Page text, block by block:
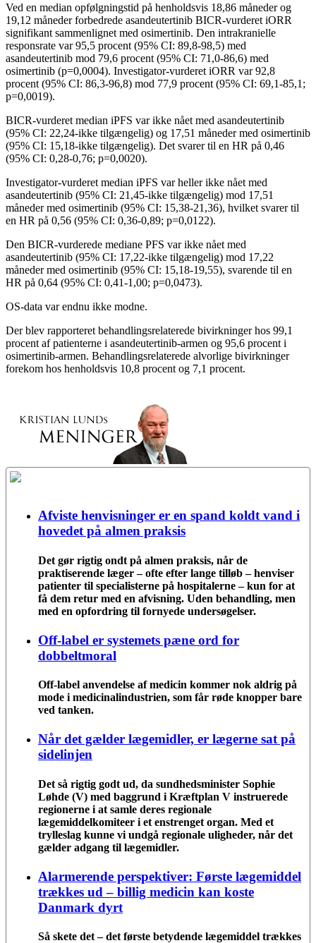
Ved en median opfølgningstid på henholdsvis 18,86 måneder og
19,12 måneder forbedrede asandeutertinib BICR-vurderet iORR
signifikant sammenlignet med osimertinib. Den intrakranielle
responsrate var 95,5 procent (95% CI: 89,8-98,5) med
asandeutertinib mod 79,6 procent (95% CI: 71,0-86,6) med
osimertinib (p=0,0004). Investigator-vurderet iORR var 92,8
procent (95% CI: 86,3-96,8) mod 77,9 procent (95% CI: 69,1-85,1;
p=0,0019).
BICR-vurderet median iPFS var ikke nået med asandeutertinib
(95% CI: 22,24-ikke tilgængelig) og 17,51 måneder med osimertinib
(95% CI: 15,18-ikke tilgængelig). Det svarer til en HR på 0,46
(95% CI: 0,28-0,76; p=0,0020).
Investigator-vurderet median iPFS var heller ikke nået med
asandeutertinib (95% CI: 21,45-ikke tilgængelig) mod 17,51
måneder med osimertinib (95% CI: 15,38-21,36), hvilket svarer til
en HR på 0,56 (95% CI: 0,36-0,89; p=0,0122).
Den BICR-vurderede mediane PFS var ikke nået med
asandeutertinib (95% CI: 17,22-ikke tilgængelig) mod 17,22
måneder med osimertinib (95% CI: 15,18-19,55), svarende til en
HR på 0,64 (95% CI: 0,41-1,00; p=0,0473).
OS-data var endnu ikke modne.
Der blev rapporteret behandlingsrelaterede bivirkninger hos 99,1
procent af patienterne i asandeutertinib-armen og 95,6 procent i
osimertinib-armen. Behandlingsrelaterede alvorlige bivirkninger
forekom hos henholdsvis 10,8 procent og 7,1 procent.
Afviste henvisninger er en spand koldt vand i
hovedet på almen praksis
Det gør rigtig ondt på almen praksis, når de
praktiserende læger – ofte efter lange tilløb – henviser
patienter til specialisterne på hospitalerne – kun for at
få dem retur med en afvisning. Uden behandling, men
med en opfordring til fornyede undersøgelser.
Off-label er systemets pæne ord for
dobbeltmoral
Off-label anvendelse af medicin kommer nok aldrig på
mode i medicinalindustrien, som får røde knopper bare
ved tanken.
Når det gælder lægemidler, er lægerne sat på
sidelinjen
Det så rigtig godt ud, da sundhedsminister Sophie
Løhde (V) med baggrund i Kræftplan V instruerede
regionerne i at samle deres regionale
lægemiddelkomiteer i et enstrenget organ. Med et
trylleslag kunne vi undgå regionale uligheder, når det
gælder adgang til lægemidler.
Alarmerende perspektiver: Første lægemiddel
trækkes ud – billig medicin kan koste
Danmark dyrt
Så skete det – det første betydende lægemiddel trækkes